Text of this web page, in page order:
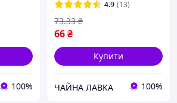
100%
4.9 (13)
66₴
73.33 ₴
Купити
ЧАЙНА ЛАВКА 100%